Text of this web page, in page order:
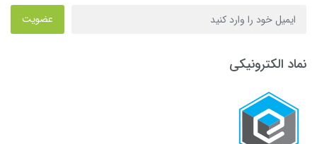
عضویت
نماد الکترونیکی